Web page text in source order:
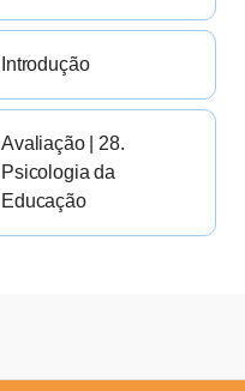
Introdução
Avaliação | 28.
Psicologia da
Educação